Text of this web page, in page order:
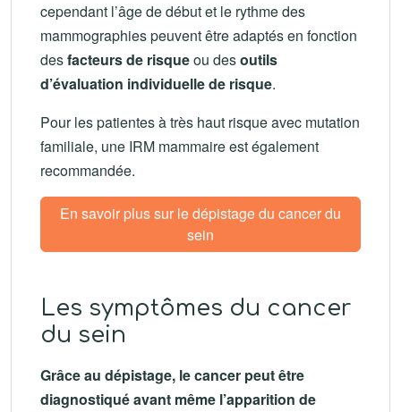
cependant l’âge de début et le rythme des
mammographies peuvent être adaptés en fonction
desfacteurs de risqueou desoutils
d’évaluation individuelle de risque.
Pour les patientes à très haut risque avec mutation
familiale, une IRM mammaire est également
recommandée.
En savoir plus sur le dépistage du cancer du
sein
Les symptômes du cancer
du sein
Grâce au dépistage, le cancer peut être
diagnostiqué avant même l’apparition de